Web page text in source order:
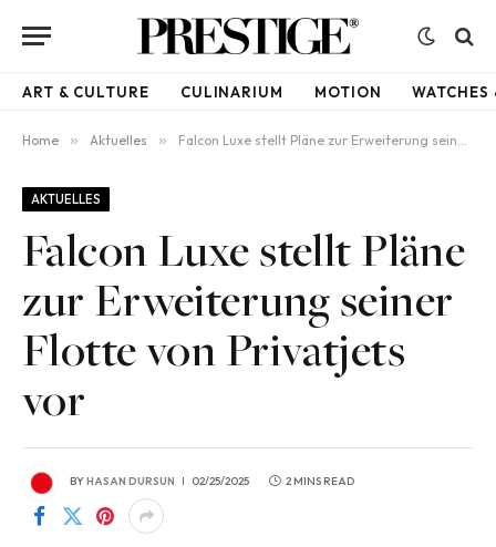
ART & CULTURE CULINARIUM MOTION WATCHES
Home » Aktuelles » Falcon Luxe stellt Pläne zur Erweiterung seiner Flotte von Privatjets vor
AKTUELLES
Falcon Luxe stellt Pläne
zur Erweiterung seiner
Flotte von Privatjets
vor
BYHASAN DURSUN 02/25/2025 2 MINS READ